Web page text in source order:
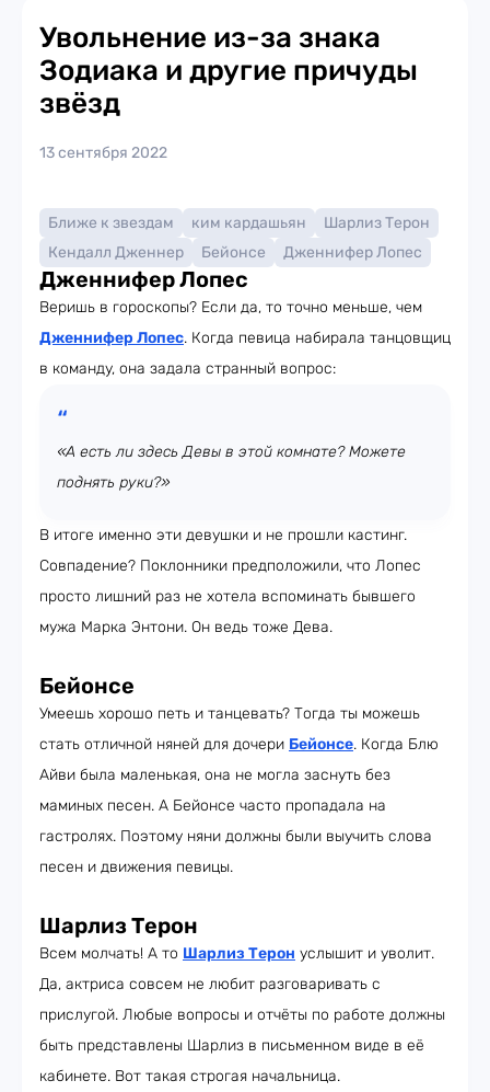
Увольнение из-за знака
Зодиака и другие причуды
звёзд
13 сентября 2022
Ближе к звездам ким кардашьян
Шарлиз Терон
Кендалл Дженнер
Бейонсе Дженнифер Лопес
Дженнифер Лопес
Веришь в гороскопы? Если да, то точно меньше, чем
Дженнифер Лопес. Когда певица набирала танцовщиц
в команду, она задала странный вопрос:
«А есть ли здесь Девы в этой комнате? Можете
поднять руки?»
В итоге именно эти девушки и не прошли кастинг.
Совпадение? Поклонники предположили, что Лопес
просто лишний раз не хотела вспоминать бывшего
мужа Марка Энтони. Он ведь тоже Дева.
Бейонсе
Умеешь хорошо петь и танцевать? Тогда ты можешь
стать отличной няней для дочери Бейонсе. Когда Блю
Айви была маленькая, она не могла заснуть без
маминых песен. А Бейонсе часто пропадала на
гастролях. Поэтому няни должны были выучить слова
песен и движения певицы.
Шарлиз Терон
Всем молчать! А то Шарлиз Терон услышит и уволит.
Да, актриса совсем не любит разговаривать с
прислугой. Любые вопросы и отчёты по работе должны
быть представлены Шарлиз в письменном виде в её
кабинете. Вот такая строгая начальница.